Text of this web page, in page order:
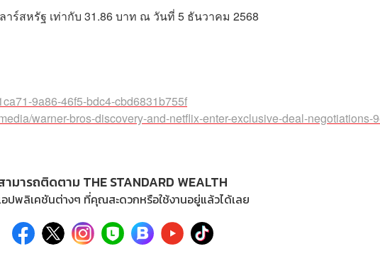
าร์สหรัฐ เท่ากับ 31.86 บาท ณ วันที่ 5 ธันวาคม 2568
9a86-46f5-bdc4-cbd6831b755f
warner-bros-discovery-and-netflix-enter-exclusive-deal-negotiations-
ามารถติดตาม THE STANDARD WEALTH
ปพลิเคชันต่างๆ ที่คุณสะดวกหรือใช้งานอยู่แล้วได้เลย